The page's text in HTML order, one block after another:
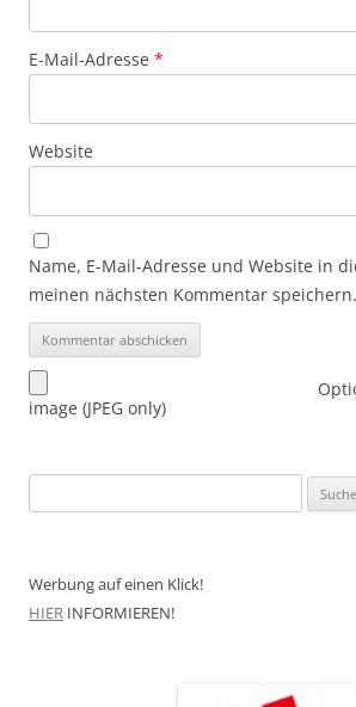
E-Mail-Adresse *
Website
Name, E-Mail-Adresse und Website in
meinen nächsten Kommentar speichern.
image (JPEG only)
nach:
Werbung auf einen Klick!
HIER INFORMIEREN!